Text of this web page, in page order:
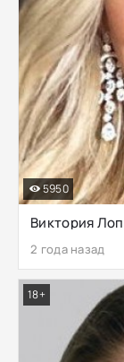
Виктория
2 года назад
5950
18+